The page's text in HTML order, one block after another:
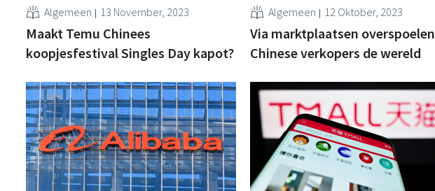
Algemeen 13 November, 2023
Maakt Temu Chinees
koopjesfestival Singles Day kapot?
Algemeen 12 Oktober, 2023
Via marktplaatsen overspoelen
Chinese verkopers de wereld